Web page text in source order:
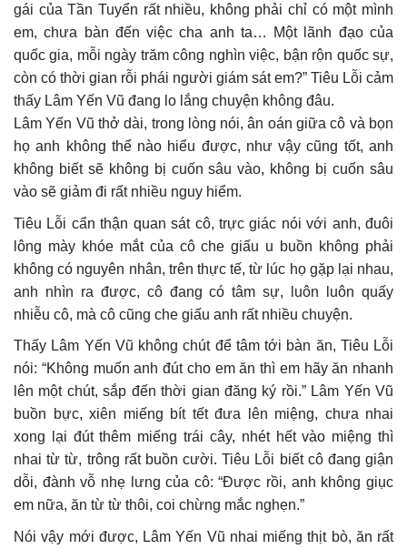
gái của Tần Tuyển rất nhiều, không phải chỉ có một mình
em, chưa bàn đến việc cha anh ta… Một lãnh đạo của
quốc gia, mỗi ngày trăm công nghìn việc, bận rộn quốc sự,
còn có thời gian rỗi phái người giám sát em?” Tiêu Lỗi cảm
thấy Lâm Yến Vũ đang lo lắng chuyện không đâu.
Lâm Yến Vũ thở dài, trong lòng nói, ân oán giữa cô và bọn
họ anh không thể nào hiểu được, như vậy cũng tốt, anh
không biết sẽ không bị cuốn sâu vào, không bị cuốn sâu
vào sẽ giảm đi rất nhiều nguy hiểm.
Tiêu Lỗi cẩn thận quan sát cô, trực giác nói với anh, đuôi
lông mày khóe mắt của cô che giấu u buồn không phải
không có nguyên nhân, trên thực tế, từ lúc họ gặp lại nhau,
anh nhìn ra được, cô đang có tâm sự, luôn luôn quấy
nhiễu cô, mà cô cũng che giấu anh rất nhiều chuyện.
Thấy Lâm Yến Vũ không chút để tâm tới bàn ăn, Tiêu Lỗi
nói: “Không muốn anh đút cho em ăn thì em hãy ăn nhanh
lên một chút, sắp đến thời gian đăng ký rồi.” Lâm Yến Vũ
buồn bực, xiên miếng bít tết đưa lên miệng, chưa nhai
xong lại đút thêm miếng trái cây, nhét hết vào miệng thì
nhai từ từ, trông rất buồn cười. Tiêu Lỗi biết cô đang giận
dỗi, đành vỗ nhẹ lưng của cô: “Được rồi, anh không giục
em nữa, ăn từ từ thôi, coi chừng mắc nghẹn.”
Nói vậy mới được, Lâm Yến Vũ nhai miếng thịt bò, ăn rất